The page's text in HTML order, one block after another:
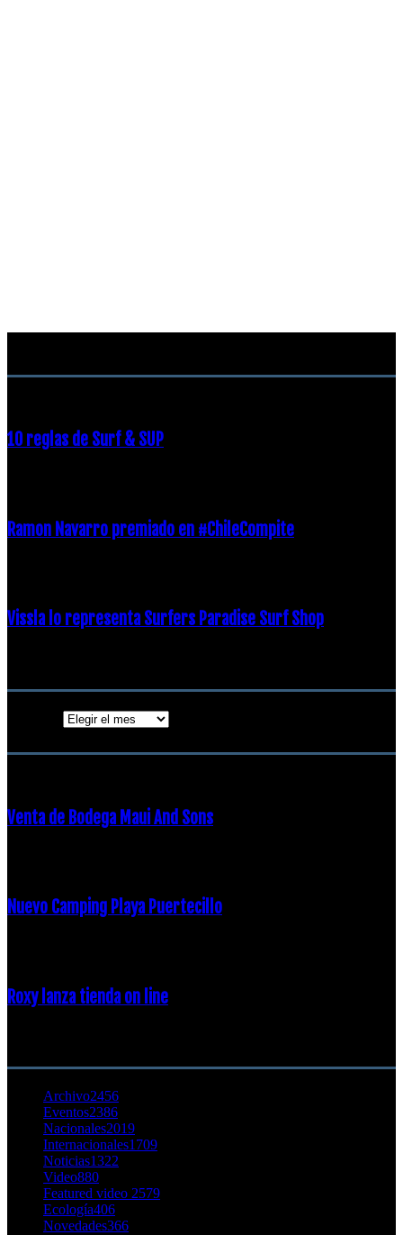
10 reglas de Surf & SUP
Ramon Navarro premiado en #ChileCompite
Vissla lo representa Surfers Paradise Surf Shop
Venta de Bodega Maui And Sons
Nuevo Camping Playa Puertecillo
Roxy lanza tienda on line
Archivo2456
Eventos2386
Nacionales2019
Internacionales1709
Noticias1322
Video880
Featured video 2579
Ecología406
Novedades366